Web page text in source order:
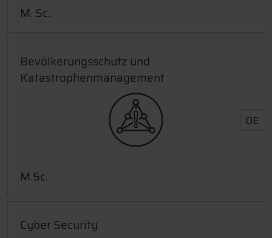
M. Sc.
Bevölkerungsschutz und
Katastrophenmanagement
DE
M.Sc.
Cyber Security